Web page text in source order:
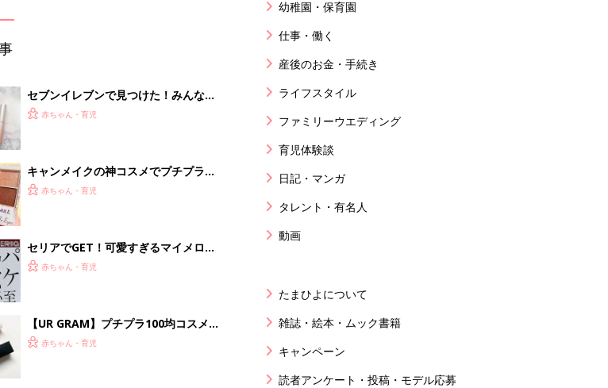
セブンイレブンで見つけた！みんなが
注目する神コスメ4選
赤ちゃん・育児
キャンメイクの神コスメでプチプラ春
メイク
赤ちゃん・育児
セリアでGET！可愛すぎるマイメロデ
ィ×クロミコスメ4選
赤ちゃん・育児
【UR GRAM】プチプラ100均コスメ
のコスパが良すぎる！
赤ちゃん・育児
幼稚園・保育園
仕事・働く
産後のお金・手続き
ライフスタイル
ファミリーウエディング
育児体験談
日記・マンガ
タレント・有名人
動画
たまひよについて
雑誌・絵本・ムック書籍
キャンペーン
読者アンケート・投稿・モデル応募